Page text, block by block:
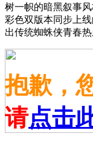
树一帜的暗黑叙事
彩色双版本同步上
出传统蜘蛛侠青春
抱歉，
请点击